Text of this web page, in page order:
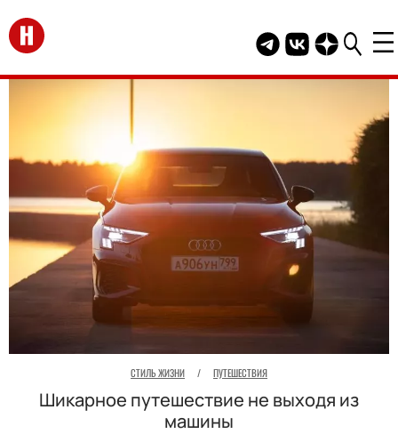
Перейти на главную
Telegram канал
Группа HELLO
Канал
СТИЛЬ ЖИЗНИ / ПУТЕШЕСТВИЯ
Шикарное путешествие не выходя из
машины